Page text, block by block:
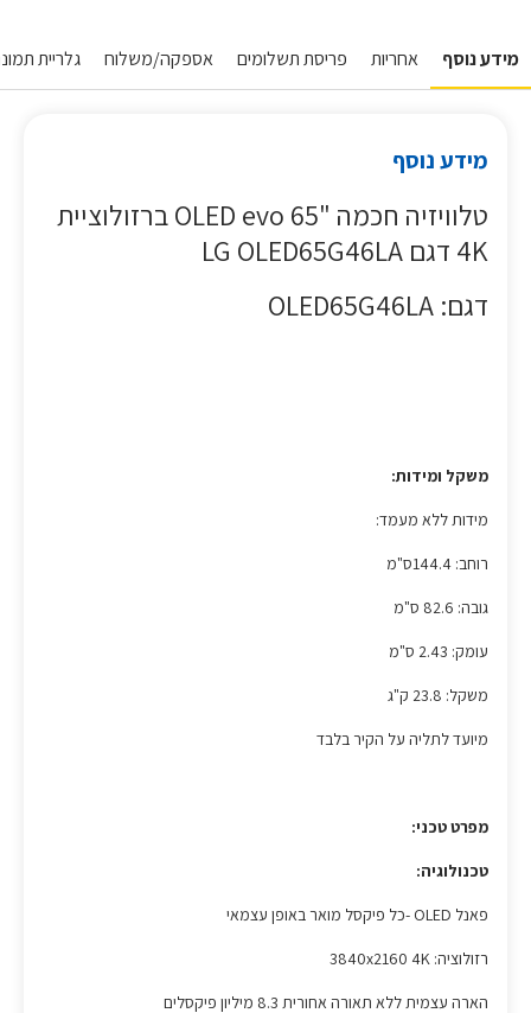
מידע נוסף אחריות פריסת תשלומים אספקה/משלוח גלריית
מידע נוסף
טלוויזיה חכמה "65 OLED evo ברזולוציית
4K דגם LG OLED65G46LA
דגם: OLED65G46LA
משקל ומידות:
מידות ללא מעמד:
רוחב: 144.4ס"מ
גובה: 82.6 ס"מ
עומק: 2.43 ס"מ
משקל: 23.8 ק"ג
מיועד לתליה על הקיר בלבד
מפרט טכני:
טכנולוגיה:
פאנל OLED -כל פיקסל מואר באופן עצמאי
רזולוציה: 3840x2160 4K
הארה עצמית ללא תאורה אחורית 8.3 מיליון פיקסלים